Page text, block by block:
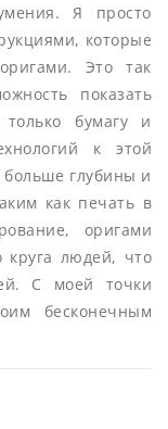
Я просто
которые
Это так
показать
бумагу и
к этой
глубины и
как печать в
оригами
круга людей, что
С моей точки
бесконечным